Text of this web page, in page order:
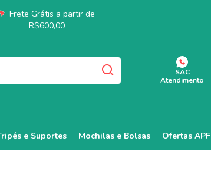
Frete Grátis a partir de
R$600,00
SAC
Atendimento
e Suportes Mochilas e Bolsas Ofertas APF